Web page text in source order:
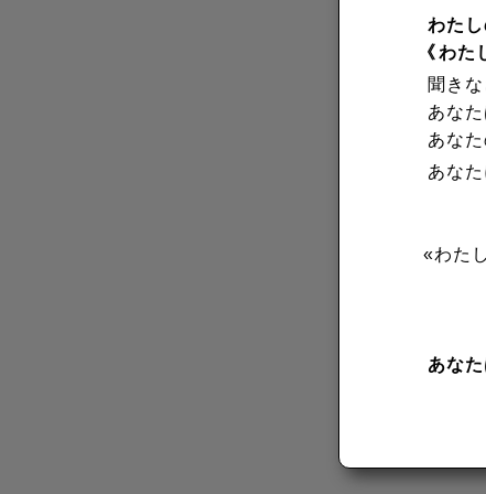
わたし
《わた
聞きな
あな
あな
あな
«わた
あな